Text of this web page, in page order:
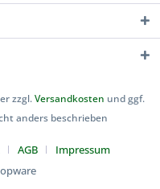
zzgl.Versandkosten und ggf.
anders beschrieben
AGB
Impressum